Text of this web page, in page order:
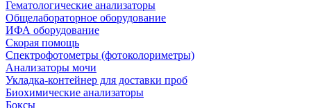
Гематологические анализаторы
Общелабораторное оборудование
ИФА оборудование
Скорая помощь
Спектрофотометры (фотоколориметры)
Анализаторы мочи
Укладка-контейнер для доставки проб
Биохимические анализаторы
Боксы